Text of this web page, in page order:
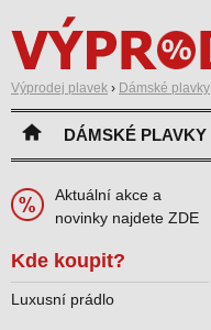
Výprodej plavek › Dámské plavky
DÁMSKÉ PLAVKY
Aktuální akce a
novinky najdete ZDE
Kde koupit?
Luxusní prádlo